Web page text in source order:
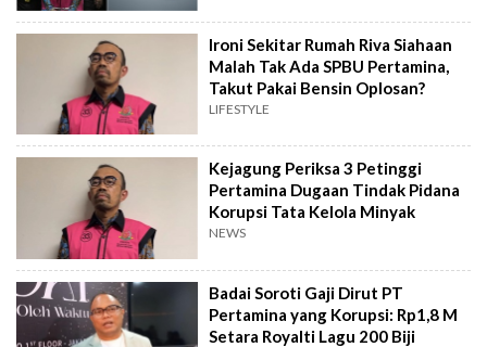
Ironi Sekitar Rumah Riva Siahaan
Malah Tak Ada SPBU Pertamina,
Takut Pakai Bensin Oplosan?
LIFESTYLE
Kejagung Periksa 3 Petinggi
Pertamina Dugaan Tindak Pidana
Korupsi Tata Kelola Minyak
NEWS
Badai Soroti Gaji Dirut PT
Pertamina yang Korupsi: Rp1,8 M
Setara Royalti Lagu 200 Biji